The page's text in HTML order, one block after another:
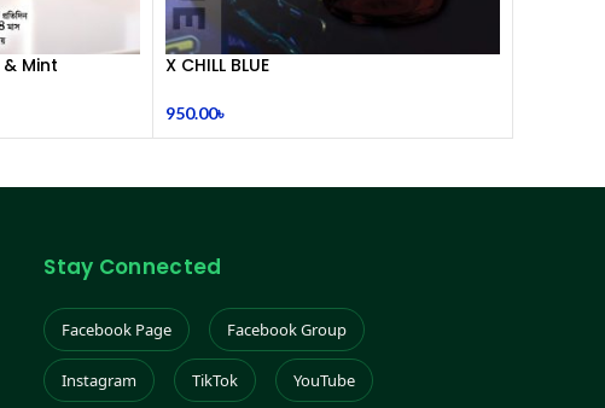
Mint
X CHILL BLUE
950.00৳
Stay Connected
Facebook Page Facebook Group
Instagram TikTok YouTube